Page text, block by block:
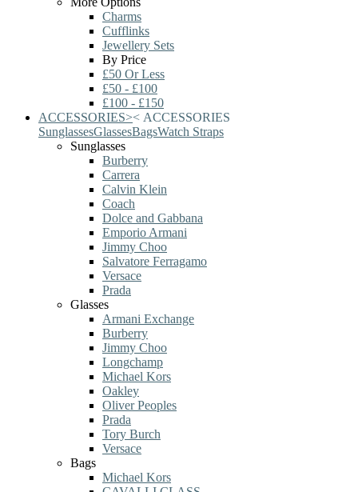
Charms
Cufflinks
Jewellery Sets
By Price
£50 Or Less
£50 - £100
£100 - £150
ACCESSORIES>< ACCESSORIES
SunglassesGlassesBagsWatch Straps
Sunglasses
Burberry
Carrera
Calvin Klein
Coach
Dolce and Gabbana
Emporio Armani
Jimmy Choo
Salvatore Ferragamo
Versace
Prada
Glasses
Armani Exchange
Burberry
Jimmy Choo
Longchamp
Michael Kors
Oakley
Oliver Peoples
Prada
Tory Burch
Versace
Bags
Michael Kors